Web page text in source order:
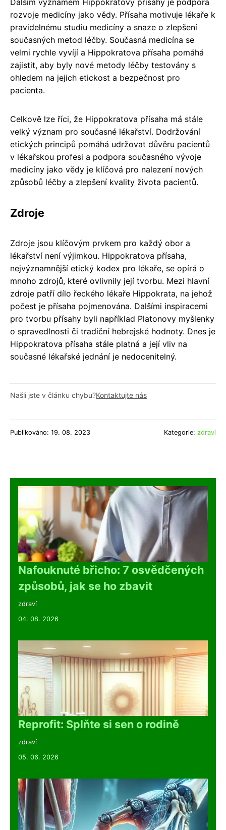
Dalším významem Hippokratovy přísahy je podpora
rozvoje medicíny jako vědy. Přísaha motivuje lékaře k
pravidelnému studiu medicíny a snaze o zlepšení
současných metod léčby. Současná medicína se
velmi rychle vyvíjí a Hippokratova přísaha pomáhá
zajistit, aby byly nové metody léčby testovány s
ohledem na jejich etickost a bezpečnost pro
pacienta.
Celkově lze říci, že Hippokratova přísaha má stále
velký význam pro současné lékařství. Dodržování
etických principů pomáhá udržovat důvěru pacientů
v lékařskou profesi a podpora současného vývoje
medicíny jako vědy je klíčová pro nalezení nových
způsobů léčby a zlepšení kvality života pacientů.
Zdroje
Zdroje jsou klíčovým prvkem pro každý obor a
lékařství není výjimkou. Hippokratova přísaha,
nejvýznamnější etický kodex pro lékaře, se opírá o
mnoho zdrojů, které ovlivnily její tvorbu. Mezi hlavní
zdroje patří dílo řeckého lékaře Hippokrata, na jehož
počest je přísaha pojmenována. Dalšími inspiracemi
pro tvorbu přísahy byli například Platonovy myšlenky
o spravedlnosti či tradiční hebrejské hodnoty. Dnes je
Hippokratova přísaha stále platná a její vliv na
současné lékařské jednání je nedocenitelný.
Našli jste v článku chybu?Kontaktujte nás
Publikováno: 19. 08. 2023 Kategorie: zdraví
Nafouknuté břicho: 7 osvědčených
způsobů, jak se ho zbavit
zdraví
04. 08. 2026
Reprofit: Splňte si sen o rodině
zdraví
05. 06. 2026